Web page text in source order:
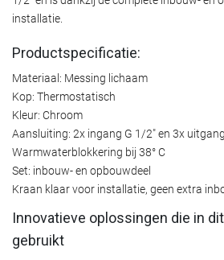
installatie.
Productspecificatie:
Materiaal: Messing lichaam
Kop: Thermostatisch
Kleur: Chroom
Aansluiting: 2x ingang G 1/2" en 3x
Warmwaterblokkering bij 38° C
Set: inbouw- en opbouwdeel
Kraan klaar voor installatie, geen extra
Innovatieve oplossingen die in
gebruikt